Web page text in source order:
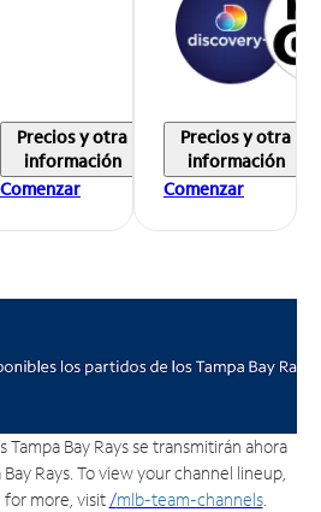
Precios y otra
información
Comenzar
Precios y otra
información
Comenzar
Tampa Bay Rays se transmitirán ahora
Rays. To view your channel lineup,
for more, visit /mlb-team-channels.